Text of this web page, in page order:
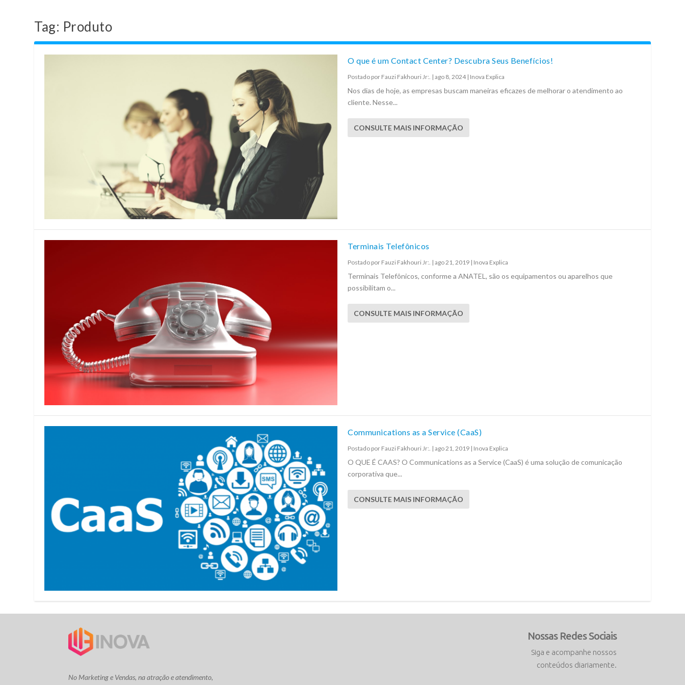
Tag: Produto
O que é um Contact Center? Descubra Seus Benefícios!
Postado por Fauzi Fakhouri Jr:. | ago 8, 2024| Inova Explica
Nos dias de hoje, as empresas buscam maneiras eficazes de melhorar o atendimento ao
cliente. Nesse...
CONSULTE MAIS INFORMAÇÃO
Terminais Telefônicos
Postado por Fauzi Fakhouri Jr:. | ago 21, 2019 | Inova Explica
Terminais Telefônicos, conforme a ANATEL, são os equipamentos ou aparelhos que
possibilitam o...
CONSULTE MAIS INFORMAÇÃO
Communications as a Service (CaaS)
Postado por Fauzi Fakhouri Jr:. | ago 21, 2019 | Inova Explica
O QUE É CAAS? O Communications as a Service (CaaS) é uma solução de comunicação
corporativa que...
CONSULTE MAIS INFORMAÇÃO
No Marketing e Vendas, na atração e atendimento,
Nossas Redes Sociais
Siga e acompanhe nossos
conteúdos diariamente.